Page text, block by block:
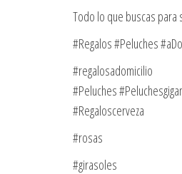
Todo lo que buscas
#Regalos #Peluches
#regalosadomicilio
#Peluches
#Regaloscerveza
#rosas
#girasoles